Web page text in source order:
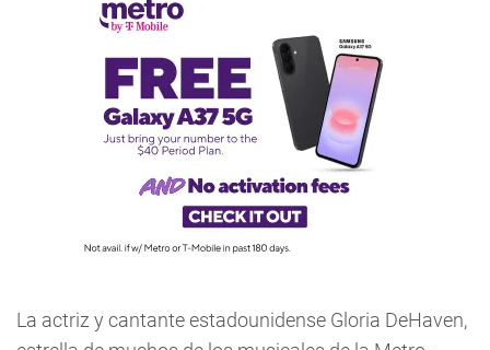
La actriz y cantante estadounidense Gloria DeHaven,